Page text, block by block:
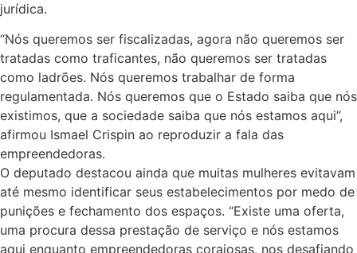
jurídica.
“Nós queremos ser fiscalizadas, agora não queremos ser
tratadas como traficantes, não queremos ser tratadas
como ladrões. Nós queremos trabalhar de forma
regulamentada. Nós queremos que o Estado saiba que nós
existimos, que a sociedade saiba que nós estamos aqui”,
afirmou Ismael Crispin ao reproduzir a fala das
empreendedoras.
O deputado destacou ainda que muitas mulheres evitavam
até mesmo identificar seus estabelecimentos por medo de
punições e fechamento dos espaços. “Existe uma oferta,
uma procura dessa prestação de serviço e nós estamos
aqui enquanto empreendedoras corajosas, nos desafiando